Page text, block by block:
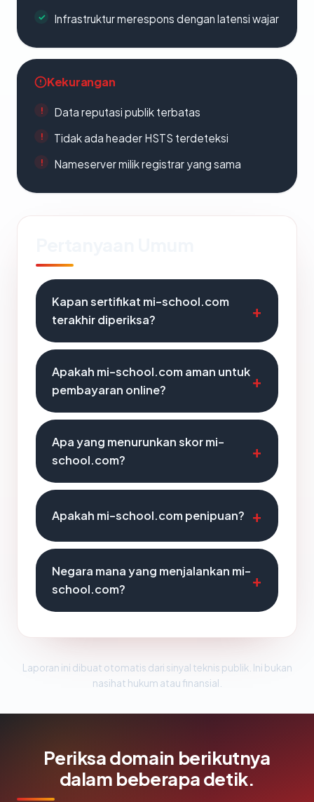
Infrastruktur merespons dengan latensi wajar
Kekurangan
Data reputasi publik terbatas
Tidak ada header HSTS terdeteksi
Nameserver milik registrar yang sama
Kapan sertifikat mi-school.com
terakhir diperiksa?
Apakah mi-school.com aman untuk
pembayaran online?
Apa yang menurunkan skor mi-
school.com?
Apakah mi-school.com penipuan?
Negara mana yang menjalankan mi-
school.com?
Laporan ini dibuat otomatis dari sinyal teknis publik. Ini bukan
nasihat hukum atau finansial.
Periksa domain berikutnya
dalam beberapa detik.